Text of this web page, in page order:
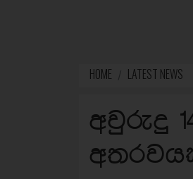
HOME LATEST NEWS
අවුරුදු